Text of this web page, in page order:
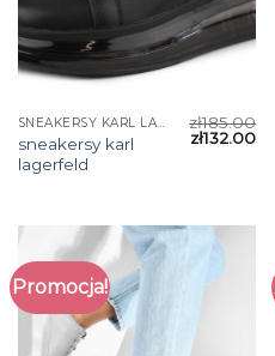
SNEAKERSY KARL LAGERFELD
sneakersy karl
lagerfeld
zł185.00
zł132.00
Promocja!